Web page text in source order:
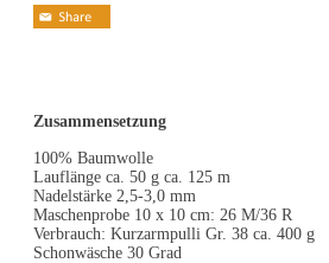
Zusammensetzung
100% Baumwolle
Lauflänge ca. 50 g ca. 125 m
Nadelstärke 2,5-3,0 mm
Maschenprobe 10 x 10 cm: 26 M/36 R
Verbrauch: Kurzarmpulli Gr. 38 ca. 400 g
Schonwäsche 30 Grad